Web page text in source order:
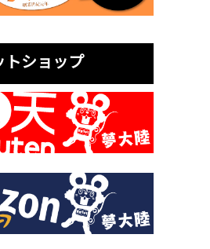
トショップ